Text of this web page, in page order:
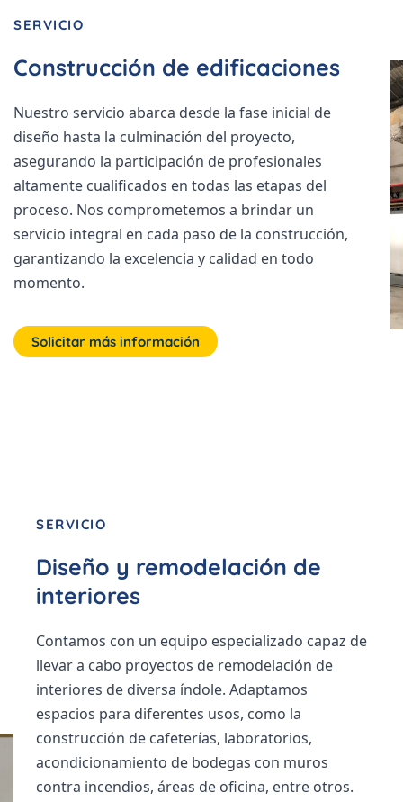
SERVICIO
Construcción de edificaciones
Nuestro servicio abarca desde la fase inicial de
diseño hasta la culminación del proyecto,
asegurando la participación de profesionales
altamente cualificados en todas las etapas del
proceso. Nos comprometemos a brindar un
servicio integral en cada paso de la construcción,
garantizando la excelencia y calidad en todo
momento.
Solicitar más información
SERVICIO
Diseño y remodelación de
interiores
Contamos con un equipo especializado capaz de
llevar a cabo proyectos de remodelación de
interiores de diversa índole. Adaptamos
espacios para diferentes usos, como la
construcción de cafeterías, laboratorios,
acondicionamiento de bodegas con muros
contra incendios, áreas de oficina, entre otros.